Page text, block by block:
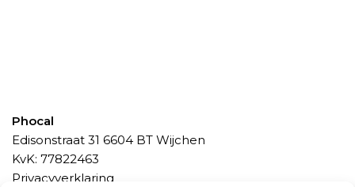
Phocal
Edisonstraat 31 6604 BT Wijchen
KvK: 77822463
Privacyverklaring